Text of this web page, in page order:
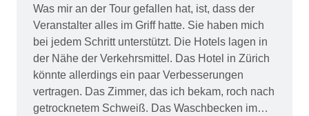
Was mir an der Tour gefallen hat, ist, dass der
Veranstalter alles im Griff hatte. Sie haben mich
bei jedem Schritt unterstützt. Die Hotels lagen in
der Nähe der Verkehrsmittel. Das Hotel in Zürich
könnte allerdings ein paar Verbesserungen
vertragen. Das Zimmer, das ich bekam, roch nach
getrocknetem Schweiß. Das Waschbecken im